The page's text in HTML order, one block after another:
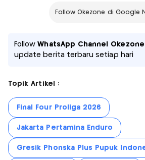
Follow Okezone di Google
FollowWhatsApp Channel Okezone
update berita terbaru setiap hari
Topik Artikel :
Final Four Proliga 2026
Jakarta Pertamina Enduro
Gresik Phonska Plus Pupuk